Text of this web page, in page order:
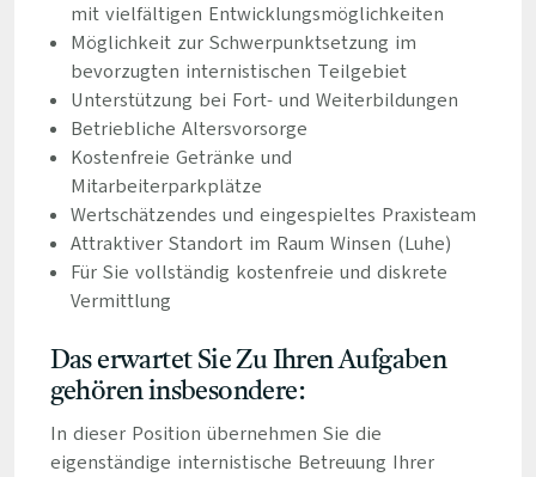
mit vielfältigen Entwicklungsmöglichkeiten
Möglichkeit zur Schwerpunktsetzung im
bevorzugten internistischen Teilgebiet
Unterstützung bei Fort- und Weiterbildungen
Betriebliche Altersvorsorge
Kostenfreie Getränke und
Mitarbeiterparkplätze
Wertschätzendes und eingespieltes Praxisteam
Attraktiver Standort im Raum Winsen (Luhe)
Für Sie vollständig kostenfreie und diskrete
Vermittlung
Das erwartet Sie Zu Ihren Aufgaben
gehören insbesondere:
In dieser Position übernehmen Sie die
eigenständige internistische Betreuung Ihrer